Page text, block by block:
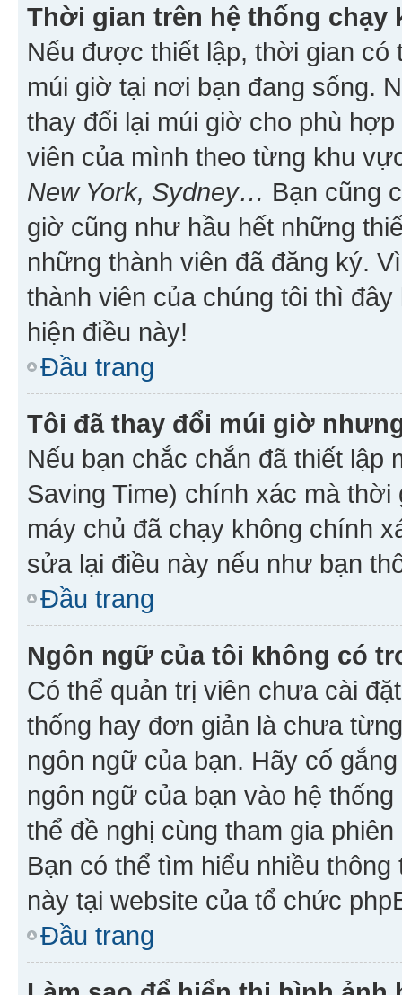
Thời gian trên hệ thống chạy
Nếu được thiết lập, thời gian
múi giờ tại nơi bạn đang sống.
thay đổi lại múi giờ cho phù
viên của mình theo từng khu
New York, Sydney… Bạn cũng
giờ cũng như hầu hết những
những thành viên đã đăng ký.
thành viên của chúng tôi thì
hiện điều này!
Đầu trang
Tôi đã thay đổi múi giờ
Nếu bạn chắc chắn đã thiết lập
Saving Time) chính xác mà
máy chủ đã chạy không chính
sửa lại điều này nếu như bạn
Đầu trang
Ngôn ngữ của tôi không có
Có thể quản trị viên chưa cài
thống hay đơn giản là chưa
ngôn ngữ của bạn. Hãy cố
ngôn ngữ của bạn vào hệ
thể đề nghị cùng tham gia
Bạn có thể tìm hiểu nhiều
này tại website của tổ chức
Đầu trang